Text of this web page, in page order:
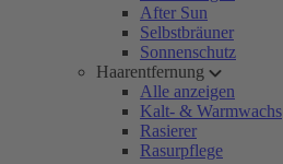
After Sun
Selbstbräuner
Sonnenschutz
Haarentfernung
Alle anzeigen
Kalt- & Warmwachs
Rasierer
Rasurpflege